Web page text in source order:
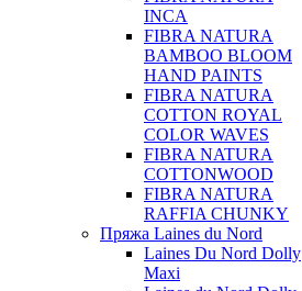
INCA
FIBRA NATURA
BAMBOO BLOOM
HAND PAINTS
FIBRA NATURA
COTTON ROYAL
COLOR WAVES
FIBRA NATURA
COTTONWOOD
FIBRA NATURA
RAFFIA CHUNKY
Пряжа Laines du Nord
Laines Du Nord Dolly
Maxi